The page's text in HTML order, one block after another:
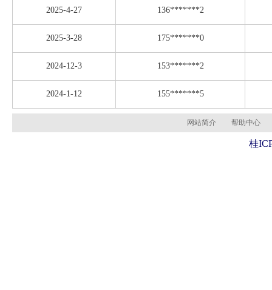
2025-4-27 136*******2
2025-3-28 175*******0
2024-12-3 153*******2
2024-1-12 155*******5
网站简介 帮助中心
桂